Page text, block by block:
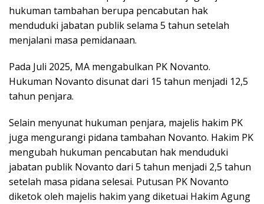
hukuman tambahan berupa pencabutan hak
menduduki jabatan publik selama 5 tahun setelah
menjalani masa pemidanaan.
Pada Juli 2025, MA mengabulkan PK Novanto.
Hukuman Novanto disunat dari 15 tahun menjadi 12,5
tahun penjara.
Selain menyunat hukuman penjara, majelis hakim PK
juga mengurangi pidana tambahan Novanto. Hakim PK
mengubah hukuman pencabutan hak menduduki
jabatan publik Novanto dari 5 tahun menjadi 2,5 tahun
setelah masa pidana selesai. Putusan PK Novanto
diketok oleh majelis hakim yang diketuai Hakim Agung